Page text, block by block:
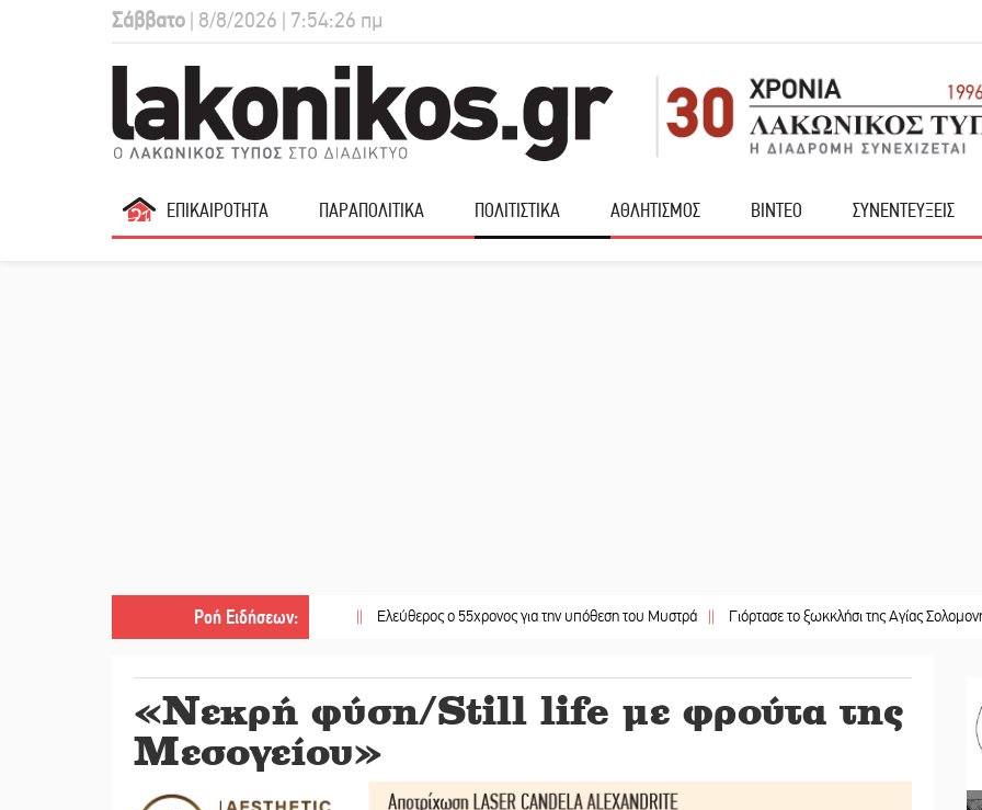
Σάββατο | 8/8/2026 | 7:54:27 πμ
ΕΠΙΚΑΙΡΟΤΗΤΑ ΠΑΡΑΠΟΛΙΤΙΚΑ ΠΟΛΙΤΙΣΤΙΚΑ ΑΘΛΗΤΙΣΜΟΣ ΒΙΝΤΕΟ ΣΥΝΕΝΤΕΥΞΕΙΣ
Ροή Ειδήσεων:
|| Ελεύθερος ο 55χρονος για την υπόθεση του Μυστρά || Γιόρτασε το ξωκκλήσι της Αγίας Σολομονής στη
«Νεκρή φύση/Still life με φρούτα της
Μεσογείου»